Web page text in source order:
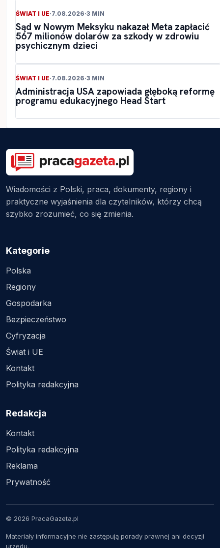
ŚWIAT I UE·7.08.2026·3 MIN
Sąd w Nowym Meksyku nakazał Meta zapłacić
567 milionów dolarów za szkody w zdrowiu
psychicznym dzieci
ŚWIAT I UE·7.08.2026·3 MIN
Administracja USA zapowiada głęboką reformę
programu edukacyjnego Head Start
Wiadomości z Polski, praca, dokumenty, regiony i
praktyczne wyjaśnienia dla czytelników, którzy chcą
szybko zrozumieć, co się zmienia.
Kategorie
Polska
Regiony
Gospodarka
Bezpieczeństwo
Cyfryzacja
Świat i UE
Kontakt
Polityka redakcyjna
Redakcja
Kontakt
Polityka redakcyjna
Reklama
Prywatność
© 2026 PracaGazeta.pl
Materiały informacyjne nie zastępują porady prawnej ani decyzji
urzędu.